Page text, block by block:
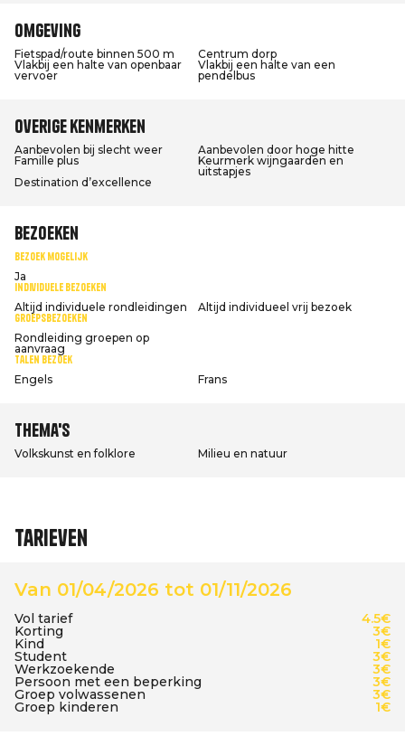
Omgeving
Fietspad/route binnen 500 m
Centrum dorp
Vlakbij een halte van openbaar
vervoer
Vlakbij een halte van een
pendelbus
Overige kenmerken
Aanbevolen bij slecht weer
Aanbevolen door hoge hitte
Famille plus
Keurmerk wijngaarden en
uitstapjes
Destination d’excellence
Bezoeken
Bezoek mogelijk
Ja
Individuele bezoeken
Altijd individuele rondleidingen
Altijd individueel vrij bezoek
Groepsbezoeken
Rondleiding groepen op
aanvraag
Talen bezoek
Engels
Frans
Thema's
Volkskunst en folklore Milieu en natuur
Tarieven
Van 01/04/2026 tot 01/11/2026
Vol tarief 4.5€
Korting 3€
Kind 1€
Student 3€
Werkzoekende 3€
Persoon met een beperking 3€
Groep volwassenen 3€
Groep kinderen 1€